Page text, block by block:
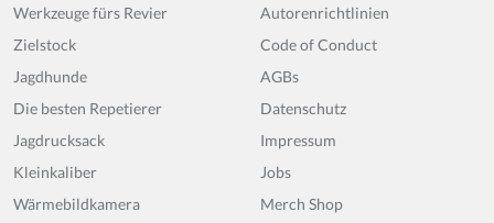
Werkzeuge fürs Revier
Zielstock
Jagdhunde
Die besten Repetierer
Jagdrucksack
Kleinkaliber
Wärmebildkamera
Autorenrichtlinien
Code of Conduct
AGBs
Datenschutz
Impressum
Jobs
Merch Shop